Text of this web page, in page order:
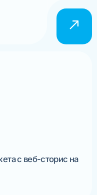
с веб-сторис на